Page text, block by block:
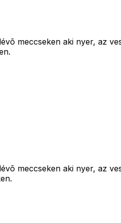
meccseken aki nyer, az
meccseken aki nyer, az